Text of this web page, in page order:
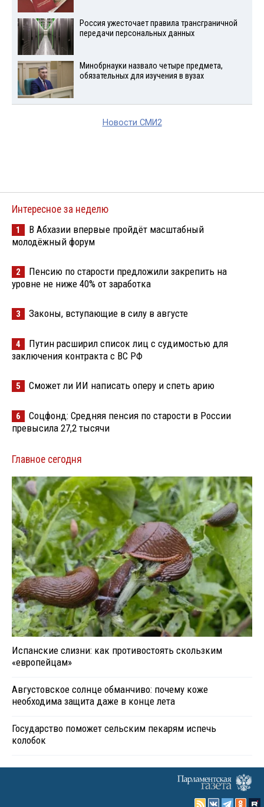
Россия ужесточает правила трансграничной
передачи персональных данных
Минобрнауки назвало четыре предмета,
обязательных для изучения в вузах
Новости СМИ2
Интересное за неделю
1
В Абхазии впервые пройдёт масштабный
молодёжный форум
2
Пенсию по старости предложили закрепить на
уровне не ниже 40% от заработка
3 Законы, вступающие в силу в августе
4
Путин расширил список лиц с судимостью для
заключения контракта с ВС РФ
5 Сможет ли ИИ написать оперу и спеть арию
6
Соцфонд: Средняя пенсия по старости в России
превысила 27,2 тысячи
Главное сегодня
Испанские слизни: как противостоять скользким
«европейцам»
Августовское солнце обманчиво: почему коже
необходима защита даже в конце лета
Государство поможет сельским пекарям испечь
колобок